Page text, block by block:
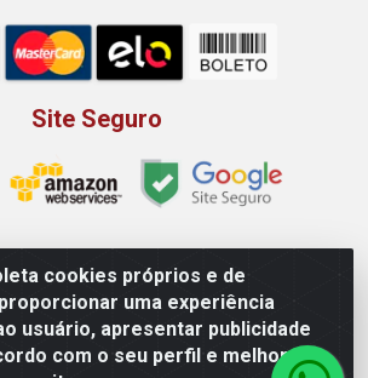
cookies próprios e de
uma experiência
usuário, apresentar publicidade
com o seu perfil e melhorar a
Site Seguro
de Alimentos LTDA - Rodovia BR,
QD 00 LT 16 - Bairro Jardim Eldorado,
75.045-190 - CNPJ 10.912.900/0002-40